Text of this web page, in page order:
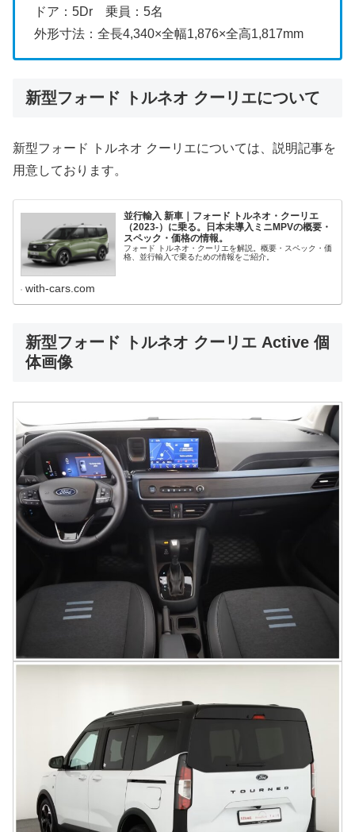
ドア：5Dr 乗員：5名
外形寸法：全長4,340×全幅1,876×全高1,817mm
新型フォード トルネオ クーリエについて
新型フォード トルネオ クーリエについては、説明記事を
用意しております。
並行輸入 新車｜フォード トルネオ・クーリエ
（2023-）に乗る。日本未導入ミニMPVの概要・
スペック・価格の情報。
フォード トルネオ・クーリエを解説。概要・スペック・価
格、並行輸入で乗るための情報をご紹介。
with-cars.com
新型フォード トルネオ クーリエ Active 個
体画像